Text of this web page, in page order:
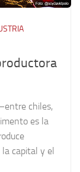
chiles,
es la
la capital y el